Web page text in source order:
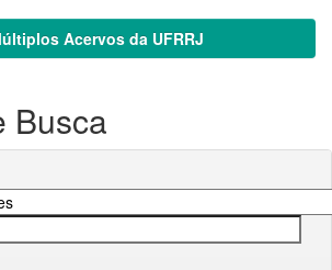
Acervos da UFRRJ
Busca